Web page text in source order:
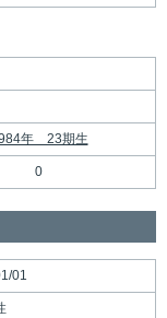
年 23期生
0
01